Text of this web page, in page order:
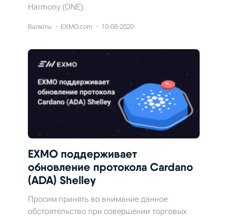
Harmony (ONE).
Валюты EXMO.com 10-08-2020
EXMO поддерживает
обновление протокола Cardano
(ADA) Shelley
Просим принять во внимание данное
обстоятельство при совершении торговых